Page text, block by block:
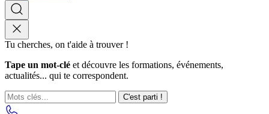
Tu cherches, on t'aide à trouver !
Tape un mot-clé et découvre les formations, événements,
actualités... qui te correspondent.
C'est parti !